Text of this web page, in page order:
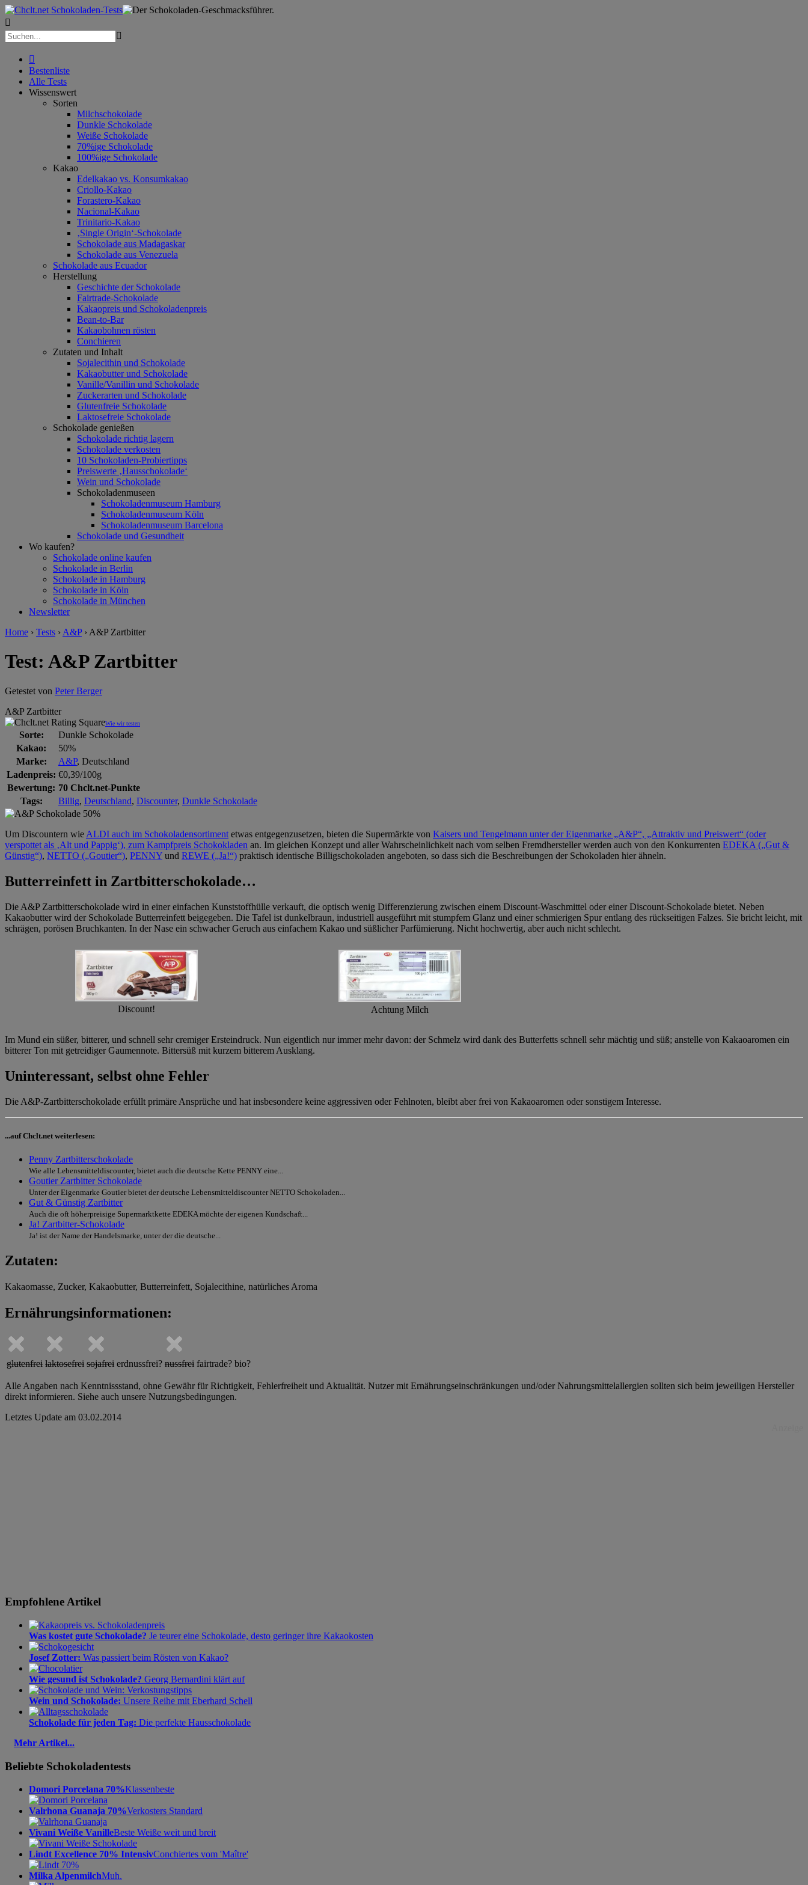



Bestenliste
Alle Tests
Wissenswert
Sorten
Milchschokolade
Dunkle Schokolade
Weiße Schokolade
70%ige Schokolade
100%ige Schokolade
Kakao
Edelkakao vs. Konsumkakao
Criollo-Kakao
Forastero-Kakao
Nacional-Kakao
Trinitario-Kakao
‚Single Origin‘-Schokolade
Schokolade aus Madagaskar
Schokolade aus Venezuela
Schokolade aus Ecuador
Herstellung
Geschichte der Schokolade
Fairtrade-Schokolade
Kakaopreis und Schokoladenpreis
Bean-to-Bar
Kakaobohnen rösten
Conchieren
Zutaten und Inhalt
Sojalecithin und Schokolade
Kakaobutter und Schokolade
Vanille/Vanillin und Schokolade
Zuckerarten und Schokolade
Glutenfreie Schokolade
Laktosefreie Schokolade
Schokolade genießen
Schokolade richtig lagern
Schokolade verkosten
10 Schokoladen-Probiertipps
Preiswerte ‚Hausschokolade‘
Wein und Schokolade
Schokoladenmuseen
Schokoladenmuseum Hamburg
Schokoladenmuseum Köln
Schokoladenmuseum Barcelona
Schokolade und Gesundheit
Wo kaufen?
Schokolade online kaufen
Schokolade in Berlin
Schokolade in Hamburg
Schokolade in Köln
Schokolade in München
Newsletter
Home › Tests › A&P › A&P Zartbitter
Test: A&P Zartbitter
Getestet von Peter Berger
A&P Zartbitter
Wie wir testen
Sorte:
Dunkle Schokolade
Kakao:
50%
Marke:
A&P, Deutschland
Ladenpreis: €0,39/100g
Bewertung: 70 Chclt.net-Punkte
Tags:
Billig, Deutschland, Discounter, Dunkle Schokolade
Um Discountern wie ALDI auch im Schokoladensortiment etwas entgegenzusetzen, bieten die Supermärkte von Kaisers und Tengelmann unter der Eigenmarke „A&P“, „Attraktiv und Preiswert“ (oder
verspottet als ‚Alt und Pappig‘), zum Kampfpreis Schokokladen an. Im gleichen Konzept und aller Wahrscheinlichkeit nach vom selben Fremdhersteller werden auch von den Konkurrenten EDEKA („Gut &
Günstig“), NETTO („Goutier“), PENNY und REWE („Ja!“) praktisch identische Billigschokoladen angeboten, so dass sich die Beschreibungen der Schokoladen hier ähneln.
Butterreinfett in Zartbitterschokolade…
Die A&P Zartbitterschokolade wird in einer einfachen Kunststoffhülle verkauft, die optisch wenig Differenzierung zwischen einem Discount-Waschmittel oder einer Discount-Schokolade bietet. Neben
Kakaobutter wird der Schokolade Butterreinfett beigegeben. Die Tafel ist dunkelbraun, industriell ausgeführt mit stumpfem Glanz und einer schmierigen Spur entlang des rückseitigen Falzes. Sie bricht leicht, mit
schrägen, porösen Bruchkanten. In der Nase ein schwacher Geruch aus einfachem Kakao und süßlicher Parfümierung. Nicht hochwertig, aber auch nicht schlecht.
Discount! Achtung Milch
Im Mund ein süßer, bitterer, und schnell sehr cremiger Ersteindruck. Nun eigentlich nur immer mehr davon: der Schmelz wird dank des Butterfetts schnell sehr mächtig und süß; anstelle von Kakaoaromen ein
bitterer Ton mit getreidiger Gaumennote. Bittersüß mit kurzem bitterem Ausklang.
Uninteressant, selbst ohne Fehler
Die A&P-Zartbitterschokolade erfüllt primäre Ansprüche und hat insbesondere keine aggressiven oder Fehlnoten, bleibt aber frei von Kakaoaromen oder sonstigem Interesse.
...auf Chclt.net weiterlesen:
Penny Zartbitterschokolade
Wie alle Lebensmitteldiscounter, bietet auch die deutsche Kette PENNY eine...
Goutier Zartbitter Schokolade
Unter der Eigenmarke Goutier bietet der deutsche Lebensmitteldiscounter NETTO Schokoladen...
Gut & Günstig Zartbitter
Auch die oft höherpreisige Supermarktkette EDEKA möchte der eigenen Kundschaft...
Ja! Zartbitter-Schokolade
Ja! ist der Name der Handelsmarke, unter der die deutsche...
Zutaten:
Kakaomasse, Zucker, Kakaobutter, Butterreinfett, Sojalecithine, natürliches Aroma
Ernährungsinformationen:
glutenfrei laktosefrei sojafrei erdnussfrei? nussfrei fairtrade? bio?
Alle Angaben nach Kenntnissstand, ohne Gewähr für Richtigkeit, Fehlerfreiheit und Aktualität. Nutzer mit Ernährungseinschränkungen und/oder Nahrungsmittelallergien sollten sich beim jeweiligen Hersteller
direkt informieren. Siehe auch unsere Nutzungsbedingungen.
Letztes Update am 03.02.2014
Empfohlene Artikel
Was kostet gute Schokolade? Je teurer eine Schokolade, desto geringer ihre Kakaokosten
Josef Zotter: Was passiert beim Rösten von Kakao?
Wie gesund ist Schokolade? Georg Bernardini klärt auf
Wein und Schokolade: Unsere Reihe mit Eberhard Schell
Schokolade für jeden Tag: Die perfekte Hausschokolade
Mehr Artikel...
Beliebte Schokoladentests
Domori Porcelana 70%Klassenbeste
Valrhona Guanaja 70%Verkosters Standard
Vivani Weiße VanilleBeste Weiße weit und breit
Lindt Excellence 70% IntensivConchiertes vom 'Maître'
Milka AlpenmilchMuh.